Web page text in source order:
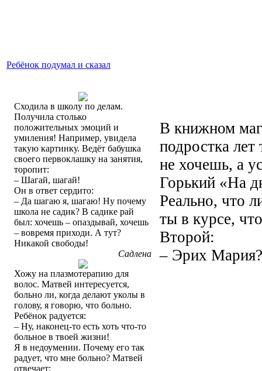
Ребёнок подумал и сказал
Сходила в школу по делам.
Получила столько
положительных эмоций и
умиления! Например, увидела
такую картинку. Ведёт бабушка
своего первоклашку на занятия,
торопит:
– Шагай, шагай!
Он в ответ сердито:
– Да шагаю я, шагаю! Ну почему
школа не садик? В садике рай
был: хочешь – опаздывай, хочешь
– вовремя приходи. А тут?
Никакой свободы!
Садлена
Хожу на плазмотерапию для
волос. Матвей интересуется,
больно ли, когда делают уколы в
голову, я говорю, что больно.
Ребёнок радуется:
– Ну, наконец-то есть хоть что-то
больное в твоей жизни!
Я в недоумении. Почему его так
радует, что мне больно? Матвей
отвечает:
В книжном
подростка
не хочешь, а
Горький «На
Реально, что
ты в курсе,
Второй:
– Эрих